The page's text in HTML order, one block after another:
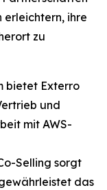
erleichtern, ihre
zu
bietet Exterro
und
mit AWS-
Selling sorgt
das